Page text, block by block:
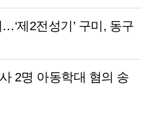
제2전성기’ 구미, 동구
2명 아동학대 혐의 송